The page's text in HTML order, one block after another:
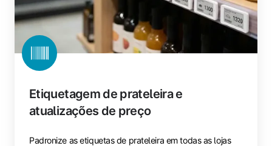
Etiquetagem de prateleira e
atualizações de preço
Padronize as etiquetas de prateleira em todas as lojas